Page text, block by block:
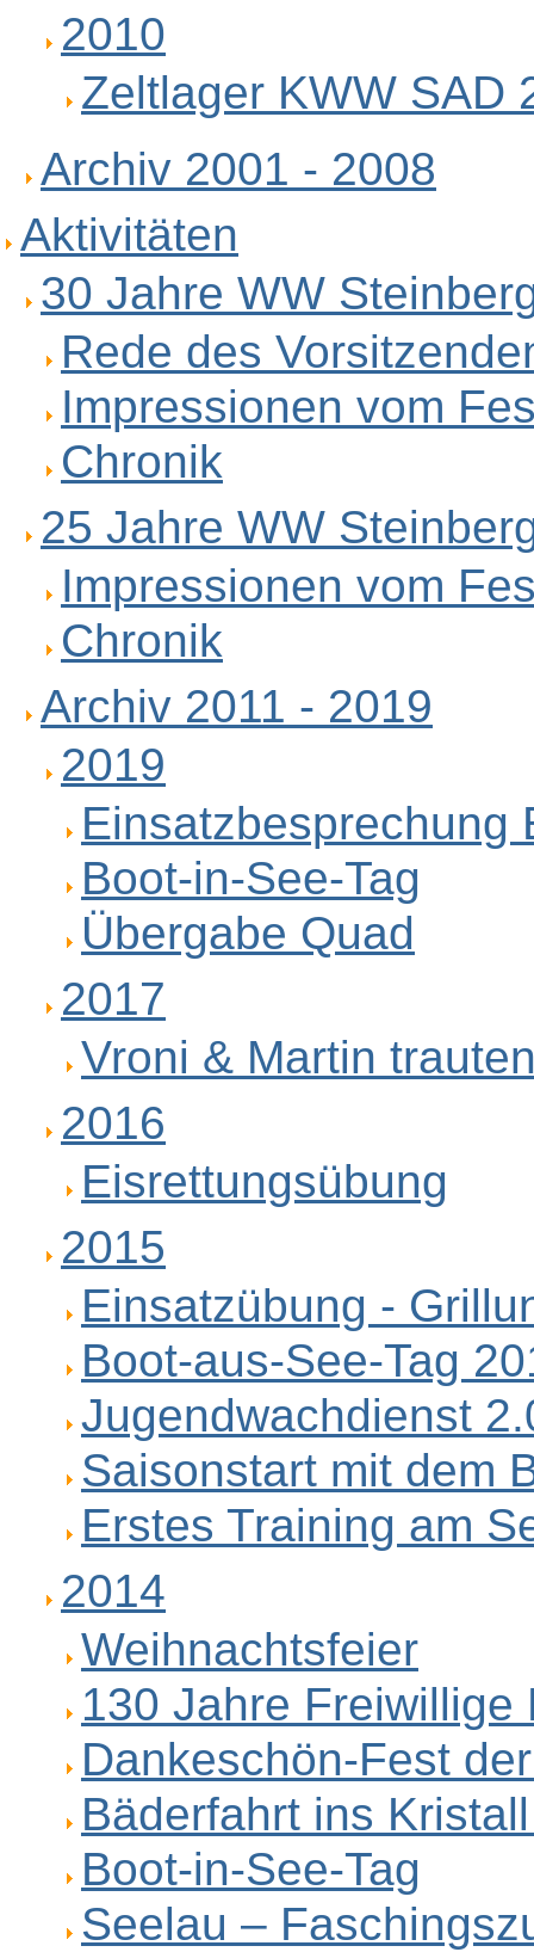
2010
Zeltlager KWW SAD
Archiv 2001 - 2008
Aktivitäten
30 Jahre WW
Rede des
Impressionen vom
Chronik
25 Jahre WW
Impressionen vom
Chronik
Archiv 2011 - 2019
2019
Einsatzbesprechung
Boot-in-See-Tag
Übergabe Quad
2017
Vroni & Martin
2016
Eisrettungsübung
2015
Einsatzübung -
Boot-aus-See-Tag
Jugendwachdienst
Saisonstart mit dem
Erstes Training am
2014
Weihnachtsfeier
130 Jahre
Dankeschön-Fest
Bäderfahrt ins
Boot-in-See-Tag
Seelau –